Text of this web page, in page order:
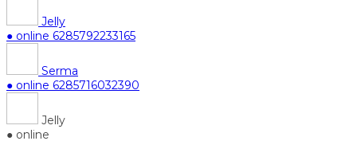
Jelly
● online 6285792233165
Serma
● online 6285716032390
Jelly
● online